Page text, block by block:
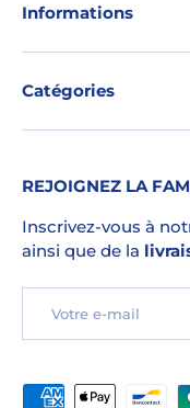
Informations
Catégories
REJOIGNEZ LA
Inscrivez-vous à
ainsi que de la
Moyens de